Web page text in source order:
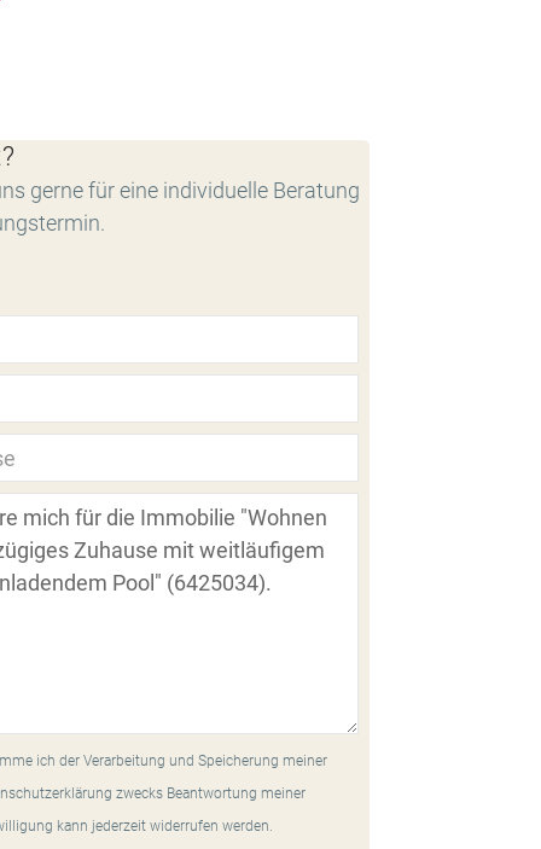
gerne für eine individuelle Beratung
ich der Verarbeitung und Speicherung meiner
zwecks Beantwortung meiner
kann jederzeit widerrufen werden.